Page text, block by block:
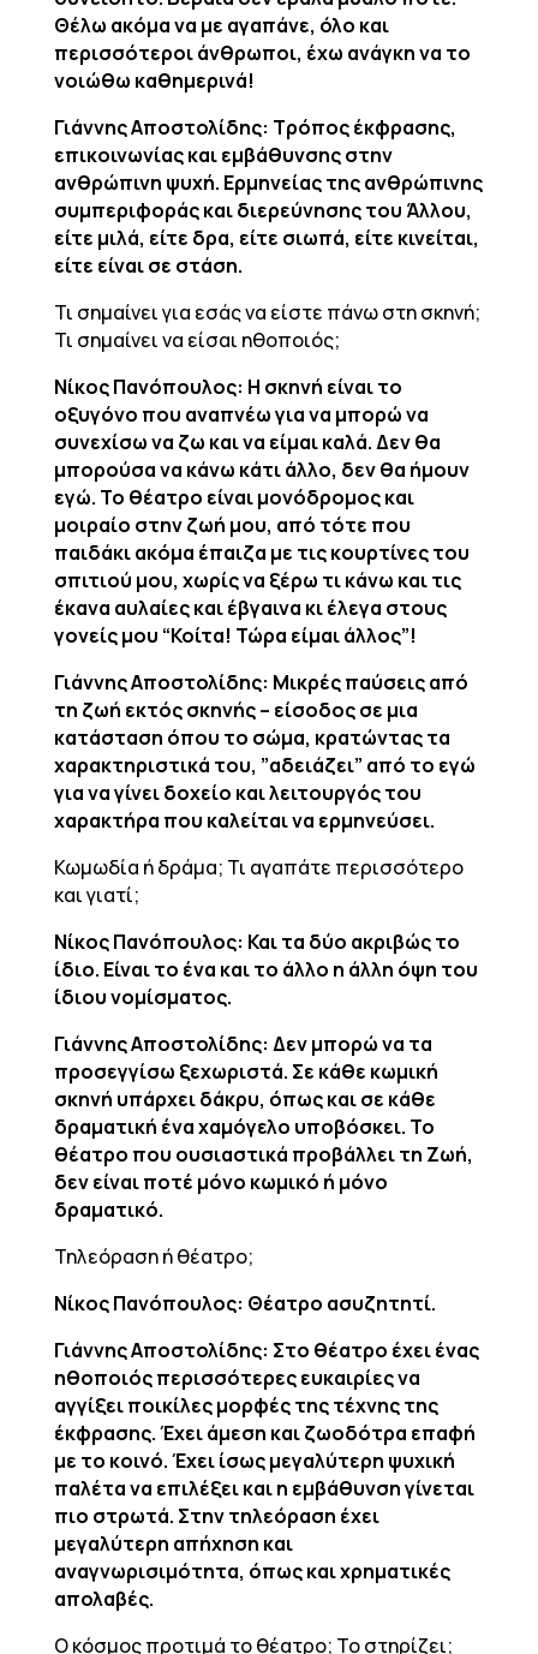
Θέλω ακόμα να με αγαπάνε, όλο και
περισσότεροι άνθρωποι, έχω ανάγκη να το
νοιώθω καθημερινά!
Γιάννης Αποστολίδης: Τρόπος έκφρασης,
επικοινωνίας και εμβάθυνσης στην
ανθρώπινη ψυχή. Ερμηνείας της ανθρώπινης
συμπεριφοράς και διερεύνησης του Άλλου,
είτε μιλά, είτε δρα, είτε σιωπά, είτε κινείται,
είτε είναι σε στάση.
Τι σημαίνει για εσάς να είστε πάνω στη σκηνή;
Τι σημαίνει να είσαι ηθοποιός;
Νίκος Πανόπουλος: Η σκηνή είναι το
οξυγόνο που αναπνέω για να μπορώ να
συνεχίσω να ζω και να είμαι καλά. Δεν θα
μπορούσα να κάνω κάτι άλλο, δεν θα ήμουν
εγώ. Το θέατρο είναι μονόδρομος και
μοιραίο στην ζωή μου, από τότε που
παιδάκι ακόμα έπαιζα με τις κουρτίνες του
σπιτιού μου, χωρίς να ξέρω τι κάνω και τις
έκανα αυλαίες και έβγαινα κι έλεγα στους
γονείς μου “Κοίτα! Τώρα είμαι άλλος”!
Γιάννης Αποστολίδης: Μικρές παύσεις από
τη ζωή εκτός σκηνής – είσοδος σε μια
κατάσταση όπου το σώμα, κρατώντας τα
χαρακτηριστικά του, ”αδειάζει” από το εγώ
για να γίνει δοχείο και λειτουργός του
χαρακτήρα που καλείται να ερμηνεύσει.
Κωμωδία ή δράμα; Τι αγαπάτε περισσότερο
και γιατί;
Νίκος Πανόπουλος: Και τα δύο ακριβώς το
ίδιο. Είναι το ένα και το άλλο η άλλη όψη του
ίδιου νομίσματος.
Γιάννης Αποστολίδης: Δεν μπορώ να τα
προσεγγίσω ξεχωριστά. Σε κάθε κωμική
σκηνή υπάρχει δάκρυ, όπως και σε κάθε
δραματική ένα χαμόγελο υποβόσκει. Το
θέατρο που ουσιαστικά προβάλλει τη Ζωή,
δεν είναι ποτέ μόνο κωμικό ή μόνο
δραματικό.
Τηλεόραση ή θέατρο;
Νίκος Πανόπουλος: Θέατρο ασυζητητί.
Γιάννης Αποστολίδης: Στο θέατρο έχει ένας
ηθοποιός περισσότερες ευκαιρίες να
αγγίξει ποικίλες μορφές της τέχνης της
έκφρασης. Έχει άμεση και ζωοδότρα επαφή
με το κοινό. Έχει ίσως μεγαλύτερη ψυχική
παλέτα να επιλέξει και η εμβάθυνση γίνεται
πιο στρωτά. Στην τηλεόραση έχει
μεγαλύτερη απήχηση και
αναγνωρισιμότητα, όπως και χρηματικές
απολαβές.
Ο κόσμος προτιμά το θέατρο; Το στηρίζει;